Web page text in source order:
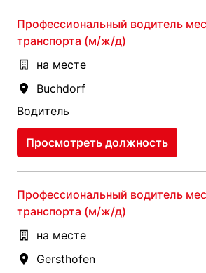
Профессиональный водитель
транспорта (м/ж/д)
на месте
Buchdorf
Водитель
Просмотреть должность
Профессиональный водитель
транспорта (м/ж/д)
на месте
Gersthofen